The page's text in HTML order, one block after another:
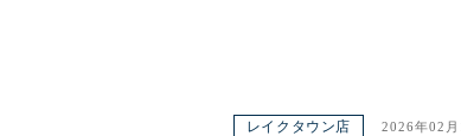
レイクタウン店 2026年02月